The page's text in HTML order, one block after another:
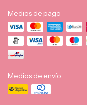
Medios de pago
Medios de envío